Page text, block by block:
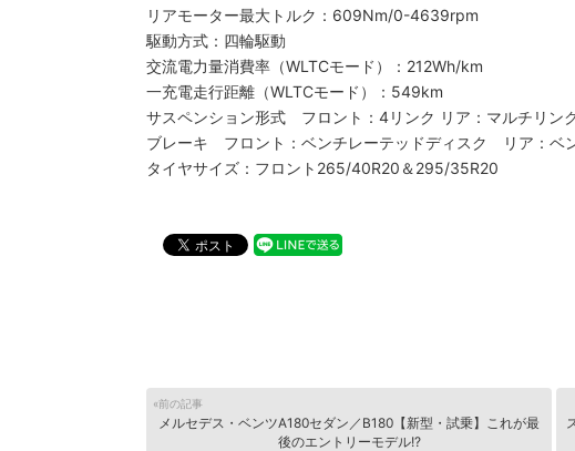
リアモーター最大トルク：609Nm/0-4639rpm
駆動方式：四輪駆動
交流電力量消費率（WLTCモード）：212Wh/km
一充電走行距離（WLTCモード）：549km
サスペンション形式 フロント：4リンク リア：マルチリン
ブレーキ フロント：ベンチレーテッドディスク リア：ベ
タイヤサイズ：フロント265/40R20＆295/35R20
«前の記事
メルセデス・ベンツA180セダン／B180【新型・試乗】これが最
後のエントリーモデル!?